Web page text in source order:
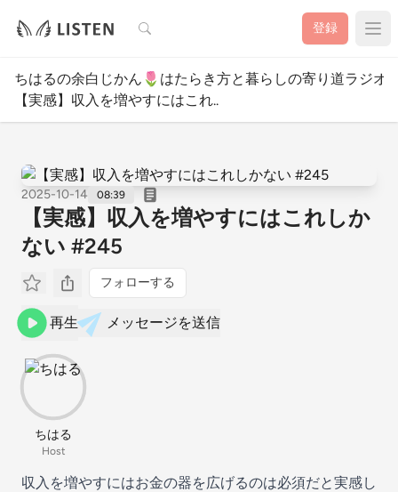
検索 登録
ちはるの余白じかん🌷はたらき方と暮らしの寄り道ラジオ
【実感】収入を増やすにはこれ..
2025-10-14 08:39
【実感】収入を増やすにはこれしか
ない #245
フォローする
再生 メッセージを送信
ちはる
Host
収入を増やすにはお金の器を広げるのは必須だと実感し